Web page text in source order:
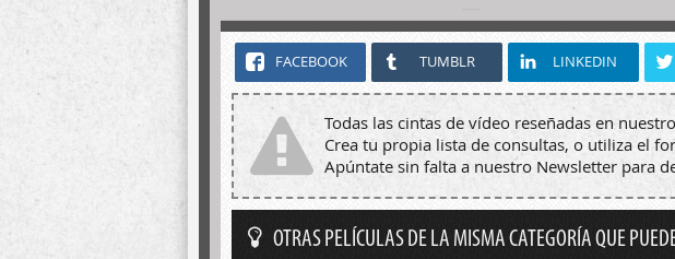
FACEBOOK TUMBLR LINKEDIN
Todas las cintas de vídeo reseñadas en
Crea tu propia lista de consultas, o utiliza el
Apúntate sin falta a nuestro Newsletter para
OTRAS PELÍCULAS DE LA MISMA CATEGORÍA QUE